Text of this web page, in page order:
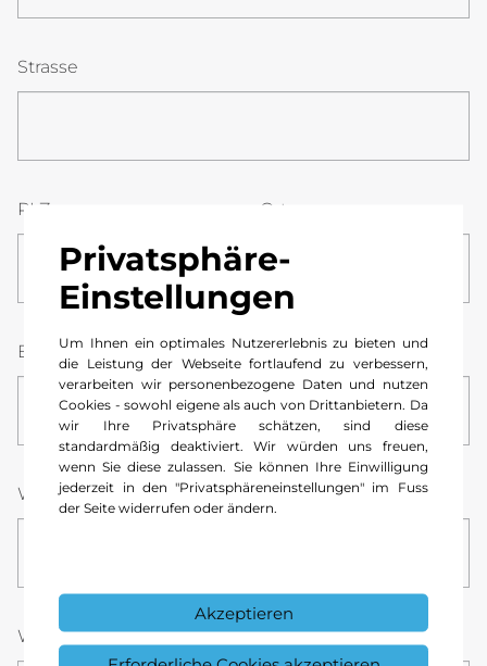
Privatsphäre-
Einstellungen
Um Ihnen ein optimales Nutzererlebnis zu bieten und
die Leistung der Webseite fortlaufend zu verbessern,
verarbeiten wir personenbezogene Daten und nutzen
Cookies - sowohl eigene als auch von Drittanbietern. Da
wir Ihre Privatsphäre schätzen, sind diese
standardmäßig deaktiviert. Wir würden uns freuen,
wenn Sie diese zulassen. Sie können Ihre Einwilligung
jederzeit in den "Privatsphäreneinstellungen" im Fuss
der Seite widerrufen oder ändern.
Akzeptieren
Strasse
PLZ Ort
E-Mail* Telefonnummer*
Wunsch-Datum* Stunde Minute
Wunsch-Fahrzeug*